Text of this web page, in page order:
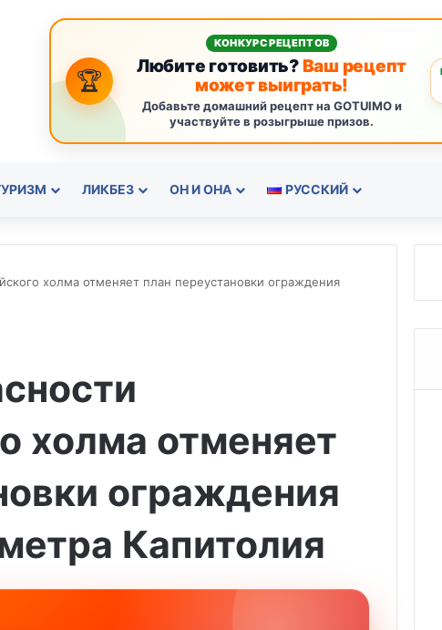
🏆
КОНКУРС РЕЦЕПТОВ
Любите готовить?Ваш рецепт
может выиграть!
Добавьте домашний рецепт на GOTUIMO и
участвуйте в розыгрыше призов.
ЛИКБЕЗ ОН И ОНА РУССКИЙ
холма отменяет план переустановки ограждения
холма отменяет
ограждения
Капитолия